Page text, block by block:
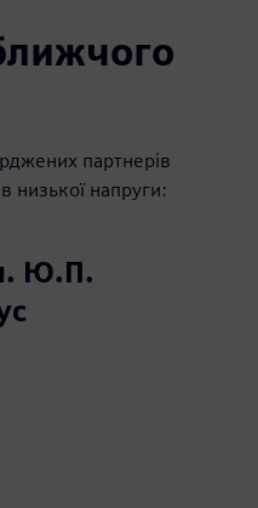
партнерів
низької напруги:
Ю.П.